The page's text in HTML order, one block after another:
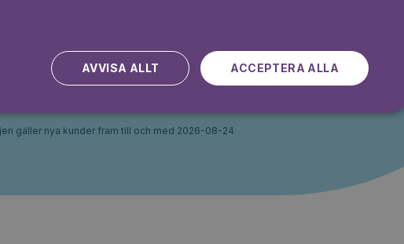
Prova 7 dagar gratis
gäller nya kunder fram till och med 2026-08-24
ACCEPTERA ALLA
AVVISA ALLT